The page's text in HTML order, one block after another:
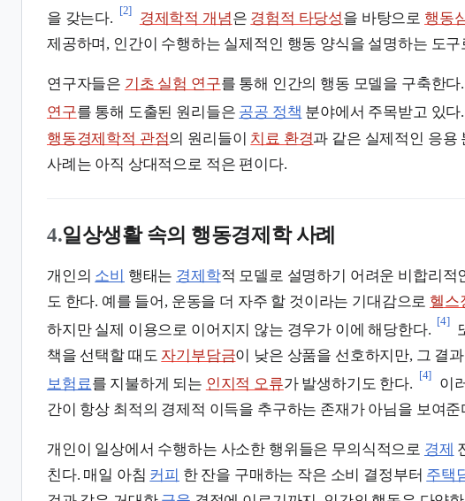
을 갖는다.
[2]
경제학적 개념은 경험적 타당성을 바탕으로 행동
제공하며, 인간이 수행하는 실제적인 행동 양식을 설명하는 도구
연구자들은 기초 실험 연구를 통해 인간의 행동 모델을 구축한다
연구를 통해 도출된 원리들은 공공 정책 분야에서 주목받고 있다.
행동경제학적 관점의 원리들이 치료 환경과 같은 실제적인 응용
사례는 아직 상대적으로 적은 편이다.
4.일상생활 속의 행동경제학 사례
개인의 소비 행태는 경제학적 모델로 설명하기 어려운 비합리적
도 한다. 예를 들어, 운동을 더 자주 할 것이라는 기대감으로 헬스
하지만 실제 이용으로 이어지지 않는 경우가 이에 해당한다.
[4]
책을 선택할 때도 자기부담금이 낮은 상품을 선호하지만, 그 결
보험료를 지불하게 되는 인지적 오류가 발생하기도 한다.
[4]
이
간이 항상 최적의 경제적 이득을 추구하는 존재가 아님을 보여준
개인이 일상에서 수행하는 사소한 행위들은 무의식적으로 경제
친다. 매일 아침 커피 한 잔을 구매하는 작은 소비 결정부터 주택